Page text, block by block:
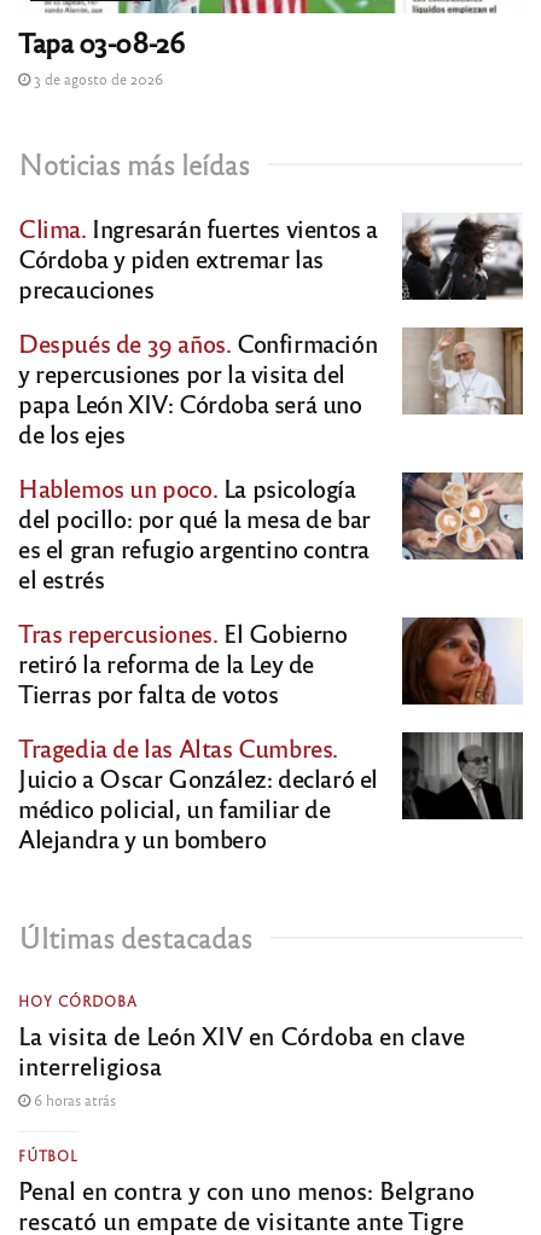
Tapa 03-08-26
3 de agosto de 2026
Noticias más leídas
Clima. Ingresarán fuertes vientos a
Córdoba y piden extremar las
precauciones
Después de 39 años. Confirmación
y repercusiones por la visita del
papa León XIV: Córdoba será uno
de los ejes
Hablemos un poco. La psicología
del pocillo: por qué la mesa de bar
es el gran refugio argentino contra
el estrés
Tras repercusiones. El Gobierno
retiró la reforma de la Ley de
Tierras por falta de votos
Tragedia de las Altas Cumbres.
Juicio a Oscar González: declaró el
médico policial, un familiar de
Alejandra y un bombero
Últimas destacadas
HOY CÓRDOBA
La visita de León XIV en Córdoba en clave
interreligiosa
6 horas atrás
FÚTBOL
Penal en contra y con uno menos: Belgrano
rescató un empate de visitante ante Tigre